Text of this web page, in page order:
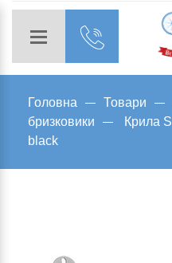
Головна Товари
бризковики
Крила
black